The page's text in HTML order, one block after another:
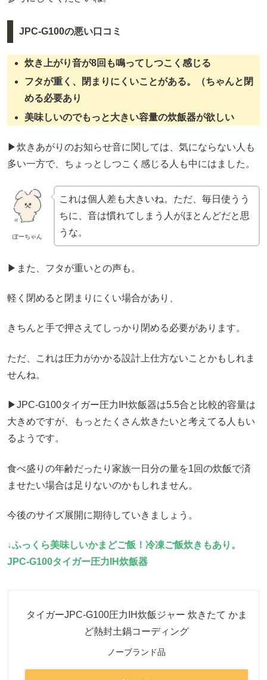
JPC-G100の悪い口コミ
炊き上がり音が8回も鳴ってしつこく感じる
フタが重く、閉まりにくいことがある。（ちゃんと閉
める必要あり
美味しいのでもっと大きい容量の炊飯器が欲しい
▶炊きあがりのお知らせ音に関しては、気にならない人も
多い一方で、ちょっとしつこく感じる人も中にはました。
ぽーちゃん
これは個人差も大きいね。ただ、毎日使うう
ちに、音は慣れてしまう人がほとんどだと思
うな。
▶また、フタが重いとの声も。
軽く閉めると閉まりにくい場合があり、
きちんと手で押さえてしっかり閉める必要があります。
ただ、これは圧力がかかる設計上仕方ないことかもしれま
せんね。
▶JPC-G100タイガー圧力IH炊飯器は5.5合と比較的容量は
大きめですが、もっとたくさん炊きたいと考えてる人もい
るようです。
食べ盛りの年齢だったり家族一日分の量を1回の炊飯で済
ませたい場合は足りないのかもしれません。
今後のサイズ展開に期待していきましょう。
↓ふっくら美味しいかまどご飯！冷凍ご飯炊きもあり。
JPC-G100タイガー圧力IH炊飯器
タイガーJPC-G100圧力IH炊飯ジャー 炊きたて かま
ど熱封土鍋コーディング
ノーブランド品